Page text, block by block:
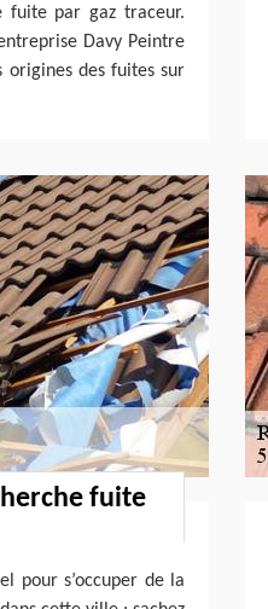
fuite par gaz traceur.
Davy Peintre
origines des fuites sur
fuite
pour s’occuper de la